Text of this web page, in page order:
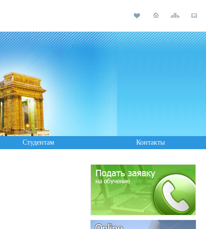
Студентам Контакты